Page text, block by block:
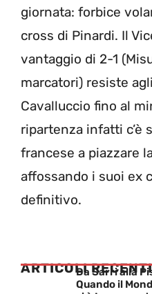
giornata: forbice
cross di Pinardi. Il
vantaggio di 2-1
marcatori) resiste
Cavalluccio fino al
ripartenza infatti c’è
francese a piazzare
affossando i suoi ex
definitivo.
ARTICOLI RECENTI
Da Sarri alla
Quando il